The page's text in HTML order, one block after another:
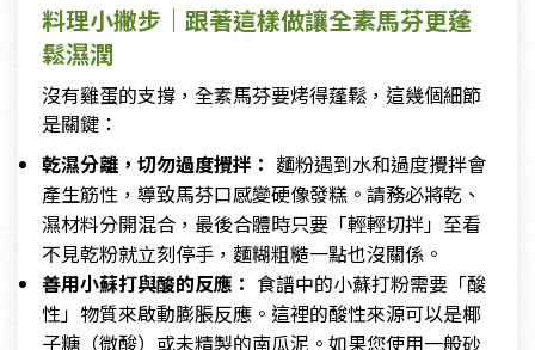
料理小撇步｜跟著這樣做讓全素馬芬更蓬
鬆濕潤
沒有雞蛋的支撐，全素馬芬要烤得蓬鬆，這幾個細節
是關鍵：
乾濕分離，切勿過度攪拌： 麵粉遇到水和過度攪拌會
產生筋性，導致馬芬口感變硬像發糕。請務必將乾、
濕材料分開混合，最後合體時只要「輕輕切拌」至看
不見乾粉就立刻停手，麵糊粗糙一點也沒關係。
善用小蘇打與酸的反應： 食譜中的小蘇打粉需要「酸
性」物質來啟動膨脹反應。這裡的酸性來源可以是椰
子糖（微酸）或未精製的南瓜泥。如果您使用一般砂